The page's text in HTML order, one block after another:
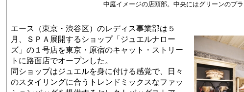
中庭イメージの店頭部。中央にはグリーンのプ
エース（東京・渋谷区）のレディス事業部は５
月、ＳＰＡ展開するショップ「ジュエルナロー
ズ」の１号店を東京・原宿のキャット・ストリー
トに路面店でオープンした。
同ショップはジュエルを身に付ける感覚で、日々
のスタイリングに合うトレンドミックスなファッ